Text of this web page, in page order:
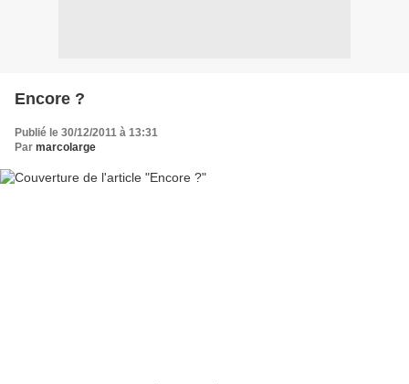
Encore ?
Publié le 30/12/2011 à 13:31
Par marcolarge